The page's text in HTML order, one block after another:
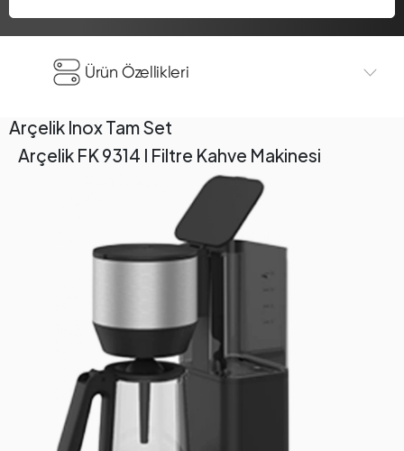
Ürün Özellikleri
Arçelik Inox Tam Set
Arçelik FK 9314 I Filtre Kahve Makinesi